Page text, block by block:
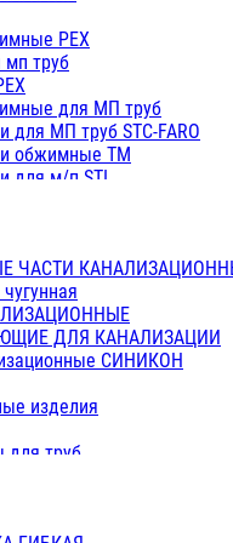
ПП белые
ПП белые
ППс металл.белые
RT
водопровод белые
водопровод серые
с металл. серые
ПП (серые)
ПП белые
ПП (белые)
Фитинги ПП с металлом белые
PEX
труб
для МП труб
для МП труб STC-FARO
обжимные ТМ
для м/п STI
для МП труб TITAN
ЧАСТИ
ДЛЯ КАНАЛИЗАЦИИ
СИНИКОН
изделия
для труб